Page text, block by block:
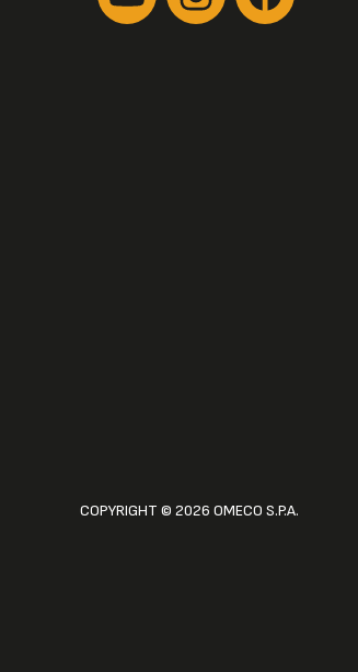
COPYRIGHT © 2026 OMECO S.P.A.